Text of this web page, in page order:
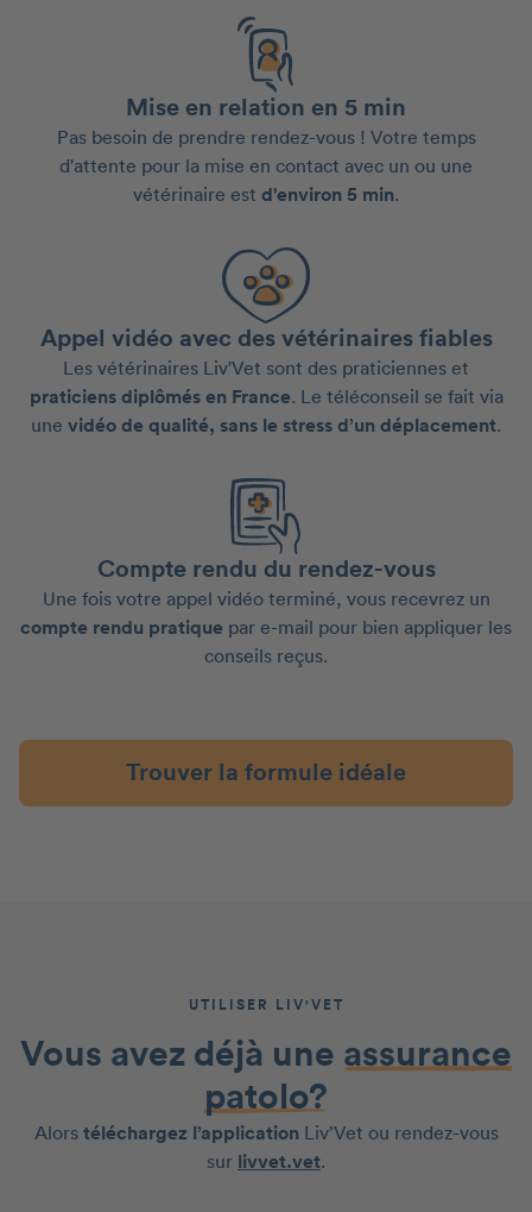
Mise en relation en 5 min
Pas besoin de prendre rendez-vous ! Votre temps
d'attente pour la mise en contact avec un ou une
vétérinaire est d'environ 5 min.
Appel vidéo avec des vétérinaires fiables
Les vétérinaires Liv'Vet sont des praticiennes et
praticiens diplômés en France. Le téléconseil se fait via
une vidéo de qualité, sans le stress d’un déplacement.
Compte rendu du rendez-vous
Une fois votre appel vidéo terminé, vous recevrez un
compte rendu pratique par e-mail pour bien appliquer les
conseils reçus.
Trouver la formule idéale
UTILISER LIV'VET
Vous avez déjà une assurance
patolo?
Alors téléchargez l’application Liv’Vet ou rendez-vous
sur livvet.vet.